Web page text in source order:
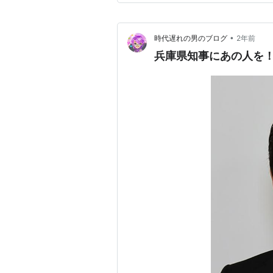
時代遅れの男のブログ • 2年前
兵庫県知事にあの人を